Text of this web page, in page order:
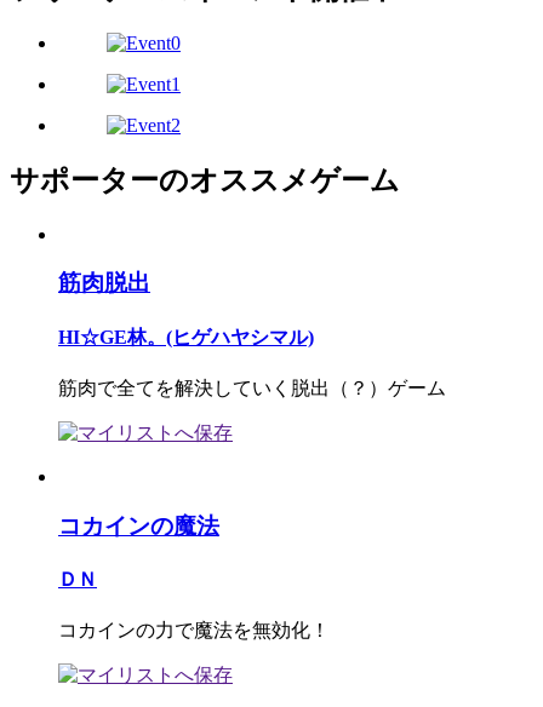
サポーターのオススメゲーム
筋肉脱出
HI☆GE林。(ヒゲハヤシマル)
筋肉で全てを解決していく脱出（？）ゲーム
コカインの魔法
ＤＮ
コカインの力で魔法を無効化！